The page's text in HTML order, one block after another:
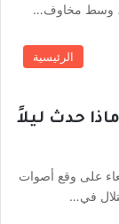
وسط مخاوف…
الرئيسية
حدث ليلاً
على وقع أصوات
في…